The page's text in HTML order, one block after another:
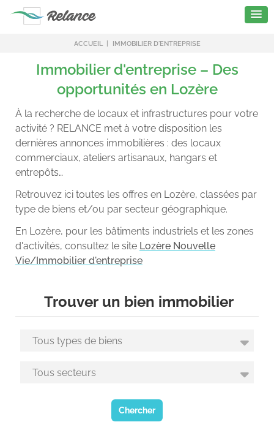
ACCUEIL IMMOBILIER D'ENTREPRISE
Immobilier d'entreprise – Des
opportunités en Lozère
À la recherche de locaux et infrastructures pour votre
activité ? RELANCE met à votre disposition les
dernières annonces immobilières : des locaux
commerciaux, ateliers artisanaux, hangars et
entrepôts…
Retrouvez ici toutes les offres en Lozère, classées par
type de biens et/ou par secteur géographique.
En Lozère, pour les bâtiments industriels et les zones
d'activités, consultez le site Lozère Nouvelle
Vie/Immobilier d'entreprise
Trouver un bien immobilier
Chercher